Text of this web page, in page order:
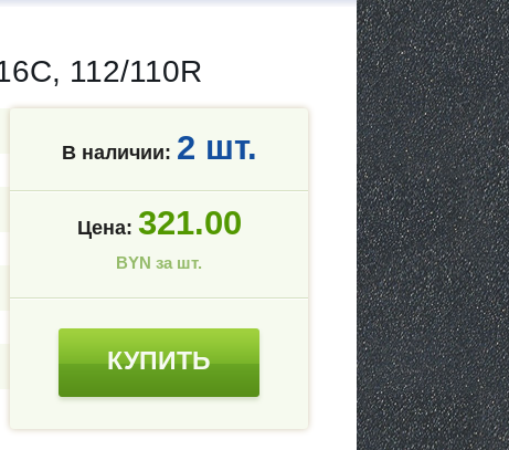
112/110R
В наличии: 2 шт.
Цена: 321.00
BYN за шт.
КУПИТЬ